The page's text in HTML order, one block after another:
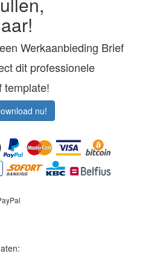
Werkaanbieding Brief
dit professionele
template!
nu!